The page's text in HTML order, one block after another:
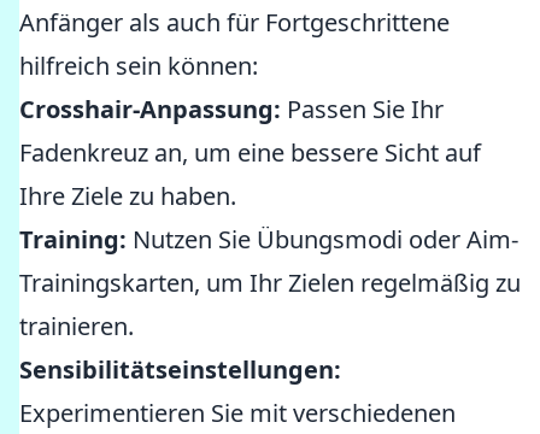
Anfänger als auch für Fortgeschrittene
hilfreich sein können:
Crosshair-Anpassung: Passen Sie Ihr
Fadenkreuz an, um eine bessere Sicht auf
Ihre Ziele zu haben.
Training: Nutzen Sie Übungsmodi oder Aim-
Trainingskarten, um Ihr Zielen regelmäßig zu
trainieren.
Sensibilitätseinstellungen:
Experimentieren Sie mit verschiedenen